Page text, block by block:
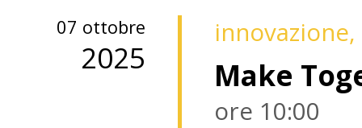
07 ottobre
2025 Make
ore 10:00